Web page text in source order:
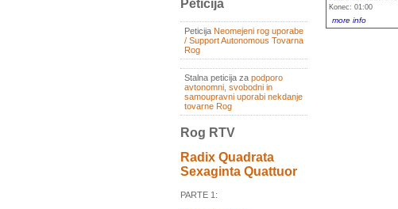
Peticija
Peticija Neomejeni rog uporabe
/ Support Autonomous Tovarna
Rog
Stalna peticija za podporo
avtonomni, svobodni in
samoupravni uporabi nekdanje
tovarne Rog
Rog RTV
Radix Quadrata
Sexaginta Quattuor
PARTE 1:
Konec: 01:00
more info